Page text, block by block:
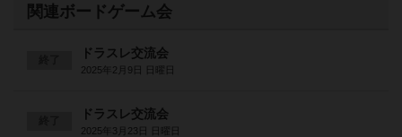
関連ボードゲーム会
ドラスレ交流会
2025年2月9日 日曜日
ドラスレ交流会
2025年3月23日 日曜日